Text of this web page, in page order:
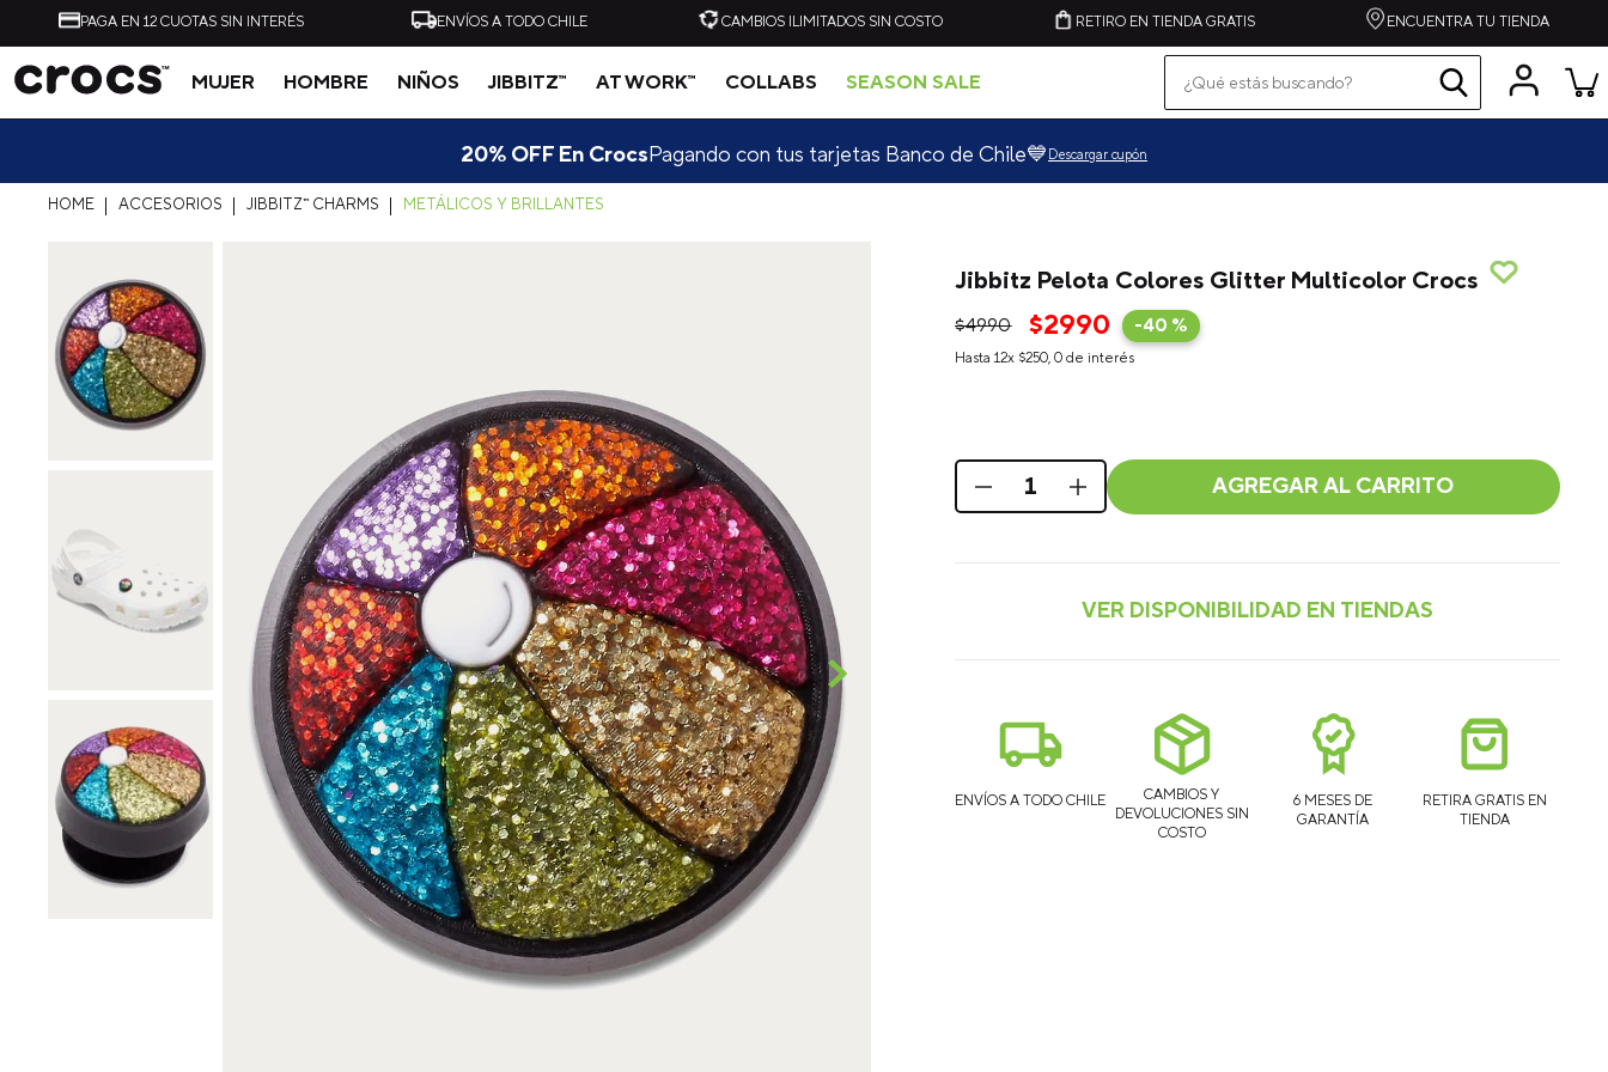
PAGA EN 12 CUOTAS SIN INTERÉS ENVÍOS A TODO CHILE CAMBIOS ILIMITADOS SIN COSTO RETIRO EN TIENDA GRATIS ENCUENTRA TU TIENDA
MUJER HOMBRE NIÑOS JIBBITZ™ AT WORK™ COLLABS SEASON SALE
¿Qué estás buscando?
20% OFF En CrocsPagando con tus tarjetas Banco de Chile💙 Descargar cupón
ACCESORIOS JIBBITZ™ CHARMS METÁLICOS Y BRILLANTES
Jibbitz Pelota Colores Glitter Multicolor Crocs
$4990 $2990 -40 %
Hasta12x $250,0 de interés
AGREGAR AL CARRITO
ENVÍOS A TODO CHILE
CAMBIOS Y
DEVOLUCIONES SIN
COSTO
6 MESES DE
GARANTÍA
RETIRA GRATIS EN
TIENDA
Tal vez te interese
-40%
ZUECO UNISEX ALL
TERRAIN CLOG AZUL
CROCS
$54. 990 $49.990
ZUECO UNISEX CLASSIC
Términos más buscados
crocband